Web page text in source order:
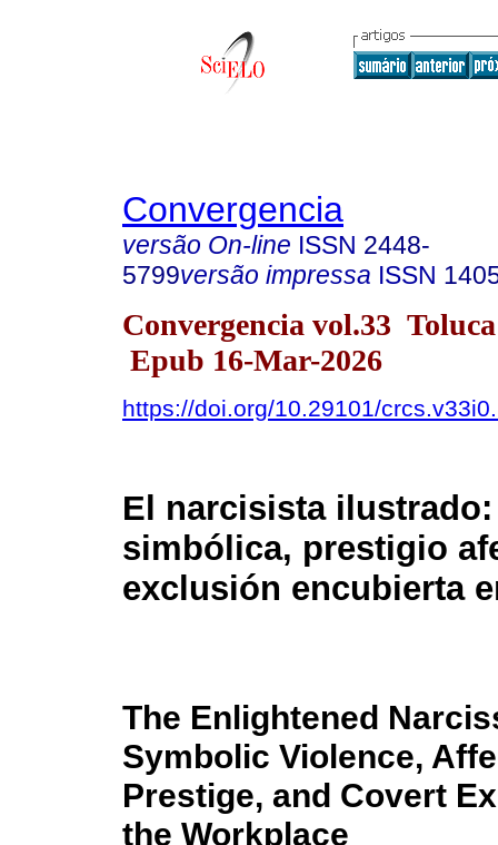
Convergencia
versão On-line ISSN 2448-
5799versão impressa ISSN
Convergencia vol.33
Epub 16-Mar-2026
https://doi.org/10.29101/
El narcisista
simbólica, prestigio
exclusión encubierta
The Enlightened
Symbolic Violence,
Prestige, and Covert
the Workplace